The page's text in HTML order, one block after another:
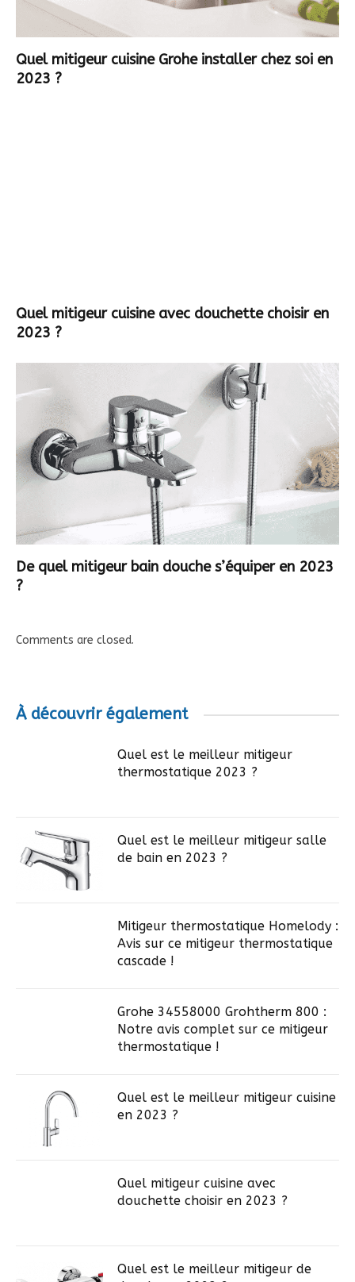
Quel mitigeur cuisine Grohe installer chez soi en
2023 ?
Quel mitigeur cuisine avec douchette choisir en
2023 ?
De quel mitigeur bain douche s’équiper en 2023
?
Comments are closed.
À découvrir également
Quel est le meilleur mitigeur
thermostatique 2023 ?
Quel est le meilleur mitigeur salle
de bain en 2023 ?
Mitigeur thermostatique Homelody :
Avis sur ce mitigeur thermostatique
cascade !
Grohe 34558000 Grohtherm 800 :
Notre avis complet sur ce mitigeur
thermostatique !
Quel est le meilleur mitigeur cuisine
en 2023 ?
Quel mitigeur cuisine avec
douchette choisir en 2023 ?
Quel est le meilleur mitigeur de